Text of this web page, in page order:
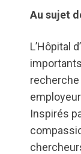
Au sujet
L’Hôpital
recherche
Inspirés